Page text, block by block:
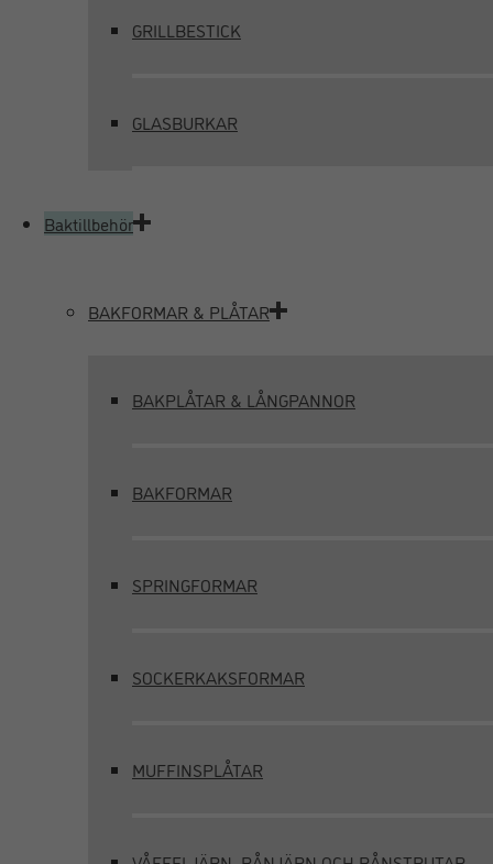
GRILLBESTICK
GLASBURKAR
Baktillbehör
BAKFORMAR & PLÅTAR
BAKPLÅTAR & LÅNGPANNOR
BAKFORMAR
SPRINGFORMAR
SOCKERKAKSFORMAR
MUFFINSPLÅTAR